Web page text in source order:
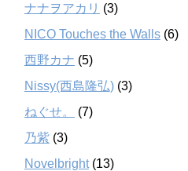
ナナヲアカリ (3)
NICO Touches the Walls (6)
西野カナ (5)
Nissy(西島隆弘) (3)
ねぐせ。
(7)
乃紫 (3)
Novelbright(13)